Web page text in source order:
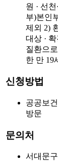
원 · 선
부)본인
제외 2)
대상 ·
질환으
한 만 19
신청방법
공공보
방문
문의처
서대문